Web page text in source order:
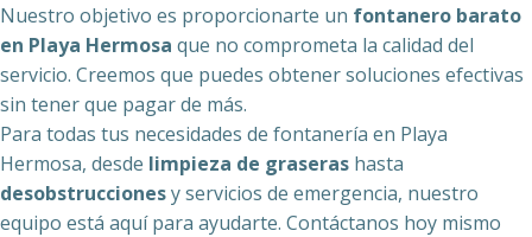
Nuestro objetivo es proporcionarte un fontanero barato
en Playa Hermosa que no comprometa la calidad del
servicio. Creemos que puedes obtener soluciones efectivas
sin tener que pagar de más.
Para todas tus necesidades de fontanería en Playa
Hermosa, desde limpieza de graseras hasta
desobstruccionesy servicios de emergencia, nuestro
equipo está aquí para ayudarte. Contáctanos hoy mismo